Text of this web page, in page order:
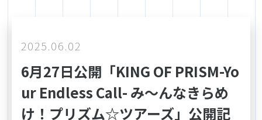
2025.06.02
6月27日公開「KING OF PRISM-Yo
ur Endless Call- み～んなきらめ
け！プリズム☆ツアーズ」公開記